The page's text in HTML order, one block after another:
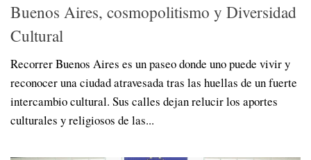
Buenos Aires, cosmopolitismo y Diversidad
Cultural
Recorrer Buenos Aires es un paseo donde uno puede vivir y
reconocer una ciudad atravesada tras las huellas de un fuerte
intercambio cultural. Sus calles dejan relucir los aportes
culturales y religiosos de las...